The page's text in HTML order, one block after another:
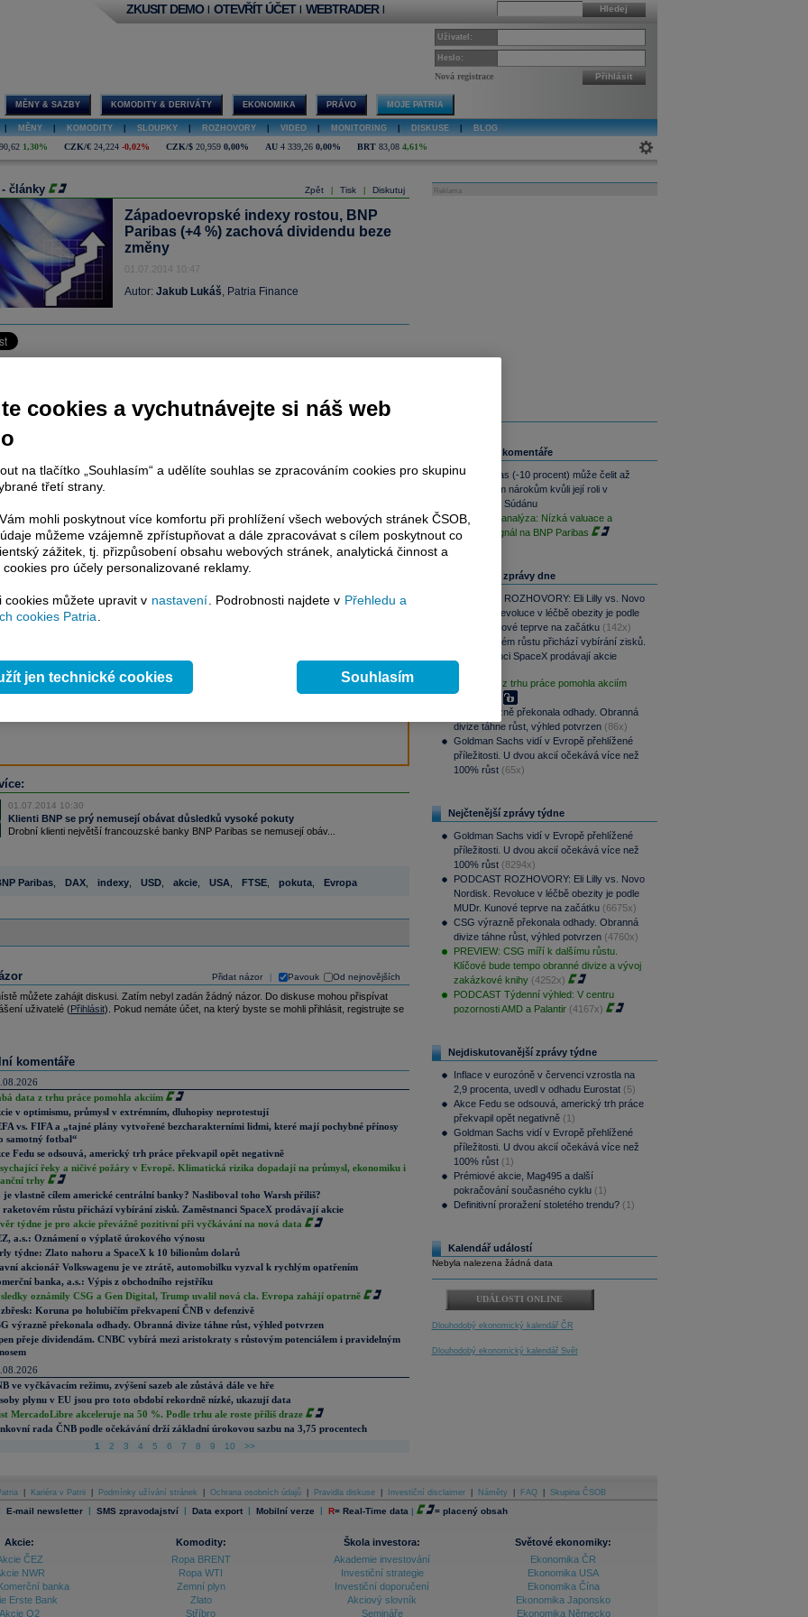
Hledej
ZKUSIT DEMO | OTEVŘÍT ÚČET | WEBTRADER |
Uživatel:
Heslo:
Nová registrace Přihlásit
MĚNY & SAZBY KOMODITY & DERIVÁTY EKONOMIKA PRÁVO MOJE PATRIA
MĚNY KOMODITY SLOUPKY ROZHOVORY VIDEO MONITORING DISKUSE BLOG
1,30% CZK/€ 24,224 -0,02% CZK/$ 20,959 0,00% AU 4 339,26 0,00% BRT 83,08 4,61%
Zpět Tisk Diskutuj
- články
Západoevropské indexy rostou, BNP
Paribas (+4 %) zachová dividendu beze
změny
01.07.2014 10:47
Autor: Jakub Lukáš, Patria Finance
kde index nákupních manažerů vzrostl v červnu na 51 b.
článku je dostupné jen klientům placených služebPatria Plus/
Pluspřípadně uživatelům platformy
placeného informačního servisu získáte
kekompletnímu zpravodajství
bez jakýchkoliv omezení. Veškeré
terminálovou metodou (bez nutnosti obnovovat stránku) bez
a v plné verzi.
mailové zpravodajství,dataz finančních trhů v reálném čase, kompletní
časových řad ke stažení,
01.07.2014 10:30
Klienti BNP se prý nemusejí obávat důsledků vysoké pokuty
Drobní klienti největší francouzské banky BNP Paribas se nemusejí obáv...
Paribas, DAX, indexy, USD, akcie, USA FTSE, pokuta, Evropa
Přidat názor Pavouk Od nejnovějších
můžete zahájit diskusi. Zatím nebyl zadán žádný názor. Do diskuse mohou přispívat
uživatelé (Přihlásit). Pokud nemáte účet, na který byste se mohli přihlásit, registrujte se
komentáře
data z trhu práce pomohla akciím
v optimismu, průmysl v extrémním, dluhopisy neprotestují
vs. FIFA a „tajné plány vytvořené bezcharakterními lidmi, které mají pochybné přínosy
samotný fotbal“
Fedu se odsouvá, americký trh práce překvapil opět negativně
řeky a ničivé požáry v Evropě. Klimatická rizika dopadají na průmysl, ekonomiku i
trhy
je vlastně cílem americké centrální banky? Nasliboval toho Warsh příliš?
raketovém růstu přichází vybírání zisků. Zaměstnanci SpaceX prodávají akcie
týdne je pro akcie převážně pozitivní při vyčkávání na nová data
a.s.: Oznámení o výplatě úrokového výnosu
týdne: Zlato nahoru a SpaceX k 10 bilionům dolarů
akcionář Volkswagenu je ve ztrátě, automobilku vyzval k rychlým opatřením
banka, a.s.: Výpis z obchodního rejstříku
oznámily CSG a Gen Digital, Trump uvalil nová cla. Evropa zahájí opatrně
Koruna po holubičím překvapení ČNB v defenzivě
výrazně překonala odhady. Obranná divize táhne růst, výhled potvrzen
přeje dividendám. CNBC vybírá mezi aristokraty s růstovým potenciálem i pravidelným
ve vyčkávacím režimu, zvýšení sazeb ale zůstává dále ve hře
plynu v EU jsou pro toto období rekordně nízké, ukazují data
MercadoLibre akceleruje na 50 %. Podle trhu ale roste příliš draze
rada ČNB podle očekávání drží základní úrokovou sazbu na 3,75 procentech
1 2 3 4 5 6 7 8 9 10 >>
Reklama
Související komentáře
BNP Paribas (-10 procent) může čelit až
miliardovým nárokům kvůli její roli v
genocidě v Súdánu
Technická analýza: Nízká valuace a
nákupní signál na BNP Paribas
Nejčtenější zprávy dne
PODCAST ROZHOVORY: Eli Lilly vs. Novo
Nordisk. Revoluce v léčbě obezity je podle
MUDr. Kunové teprve na začátku (142x)
Po raketovém růstu přichází vybírání zisků.
Zaměstnanci SpaceX prodávají akcie
Slabá data z trhu práce pomohla akciím
(89x)
CSG výrazně překonala odhady. Obranná
divize táhne růst, výhled potvrzen (86x)
Goldman Sachs vidí v Evropě přehlížené
příležitosti. U dvou akcií očekává více než
100% růst (65x)
Nejčtenější zprávy týdne
Goldman Sachs vidí v Evropě přehlížené
příležitosti. U dvou akcií očekává více než
100% růst (8294x)
PODCAST ROZHOVORY: Eli Lilly vs. Novo
Nordisk. Revoluce v léčbě obezity je podle
MUDr. Kunové teprve na začátku (6675x)
CSG výrazně překonala odhady. Obranná
divize táhne růst, výhled potvrzen (4760x)
PREVIEW: CSG míří k dalšímu růstu.
Klíčové bude tempo obranné divize a vývoj
zakázkové knihy (4252x)
PODCAST Týdenní výhled: V centru
pozornosti AMD a Palantir (4167x)
Nejdiskutovanější zprávy týdne
Inflace v eurozóně v červenci vzrostla na
2,9 procenta, uvedl v odhadu Eurostat (5)
Akce Fedu se odsouvá, americký trh práce
překvapil opět negativně (1)
Goldman Sachs vidí v Evropě přehlížené
příležitosti. U dvou akcií očekává více než
100% růst (1)
Prémiové akcie, Mag495 a další
pokračování současného cyklu (1)
Definitivní proražení stoletého trendu? (1)
Kalendář událostí
Nebyla nalezena žádná data
UDÁLOSTI ONLINE
Dlouhodobý ekonomický kalendář ČR
Dlouhodobý ekonomický kalendář Svět
Kariéra v Patrii Podmínky užívání stránek Ochrana osobních údajů Pravidla diskuse Investiční disclaimer Náměty FAQ Skupina ČSOB
E-mail newsletter | SMS zpravodajství | Data export | Mobilní verze | R= Real-Time data | = placený obsah
Akcie:
ČEZ
NWR
banka
Erste Bank
Akcie O2
Komodity:
Ropa BRENT
Ropa WTI
Zemní plyn
Zlato
Stříbro
Škola investora:
Akademie investování
Investiční strategie
Investiční doporučení
Akciový slovník
Semináře
Světové ekonomiky:
Ekonomika ČR
Ekonomika USA
Ekonomika Čína
Ekonomika Japonsko
Ekonomika Německo
cookies a vychutnávejte si náš web
na tlačítko „Souhlasím“ a udělíte souhlas se zpracováním cookies pro skupinu
třetí strany.
mohli poskytnout více komfortu při prohlížení všech webových stránek ČSOB,
můžeme vzájemně zpřístupňovat a dále zpracovávat s cílem poskytnout co
zážitek, tj. přizpůsobení obsahu webových stránek, analytická činnost a
pro účely personalizované reklamy.
cookies můžete upravit v nastavení . Podrobnosti najdete v Přehledu a
cookies Patria
jen technické cookies Souhlasím